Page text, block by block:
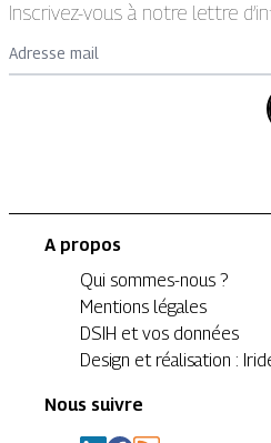
Inscrivez-vous à notre lettre
Adresse mail
A propos
Qui sommes-nous ?
Mentions légales
DSIH et vos données
Design et réalisation :
Nous suivre